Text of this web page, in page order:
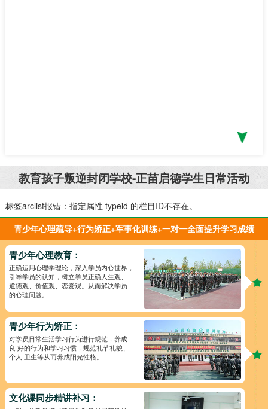
教育孩子叛逆封闭学校-正苗启德学生日常活动
标签arclist报错：指定属性 typeid 的栏目ID不存在。
青少年心理疏导+行为矫正+军事化训练+一对一全面提升学习成绩
青少年心理教育：
正确运用心理学理论，深入学员内心世界，
引导学员的认知，树立学员正确人生观、
道德观、价值观、恋爱观。从而解决学员
的心理问题。
青少年行为矫正：
对学员日常生活学习行为进行规范，养成
良 好的行为和学习习惯，规范礼节礼貌、
个人 卫生等从而养成阳光性格。
文化课同步精讲补习：